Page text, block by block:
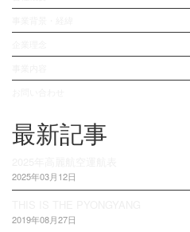
最新記事
2025年03月12日
2019年08月27日